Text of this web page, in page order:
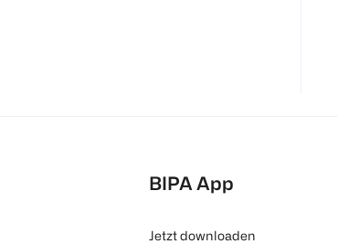
BIPA App
Jetzt downloaden